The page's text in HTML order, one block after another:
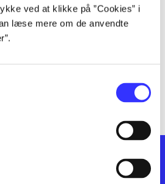
ved at klikke på ”Cookies” i
læse mere om de anvendte
...
...
...
...